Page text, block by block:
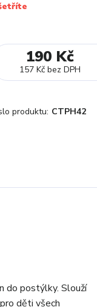
190 Kč
157 Kč bez DPH
produktu: CTPH42
do postýlky. Slouží
děti všech